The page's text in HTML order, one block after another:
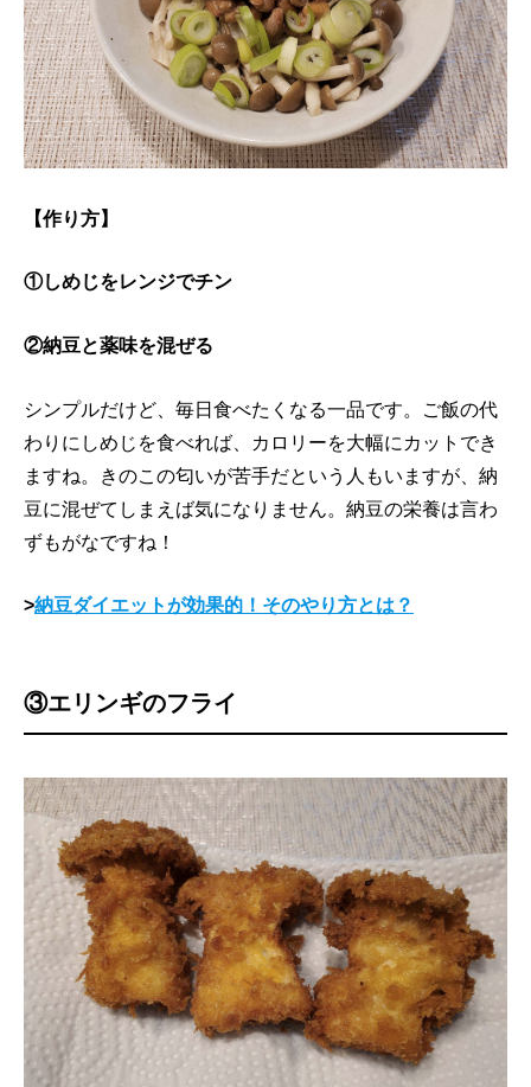
【作り方】
①しめじをレンジでチン
②納豆と薬味を混ぜる
シンプルだけど、毎日食べたくなる一品です。ご飯の代
わりにしめじを食べれば、カロリーを大幅にカットでき
ますね。きのこの匂いが苦手だという人もいますが、納
豆に混ぜてしまえば気になりません。納豆の栄養は言わ
ずもがなですね！
>納豆ダイエットが効果的！そのやり方とは？
③エリンギのフライ